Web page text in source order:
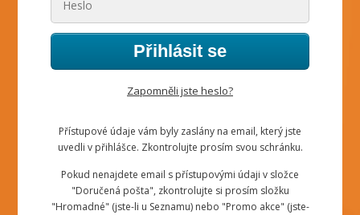
Přihlásit se
Zapomněli jste heslo?
Přístupové údaje vám byly zaslány na email, který jste
uvedli v přihlášce. Zkontrolujte prosím svou schránku.
Pokud nenajdete email s přístupovými údaji v složce
"Doručená pošta", zkontrolujte si prosím složku
"Hromadné" (jste-li u Seznamu) nebo "Promo akce" (jste-